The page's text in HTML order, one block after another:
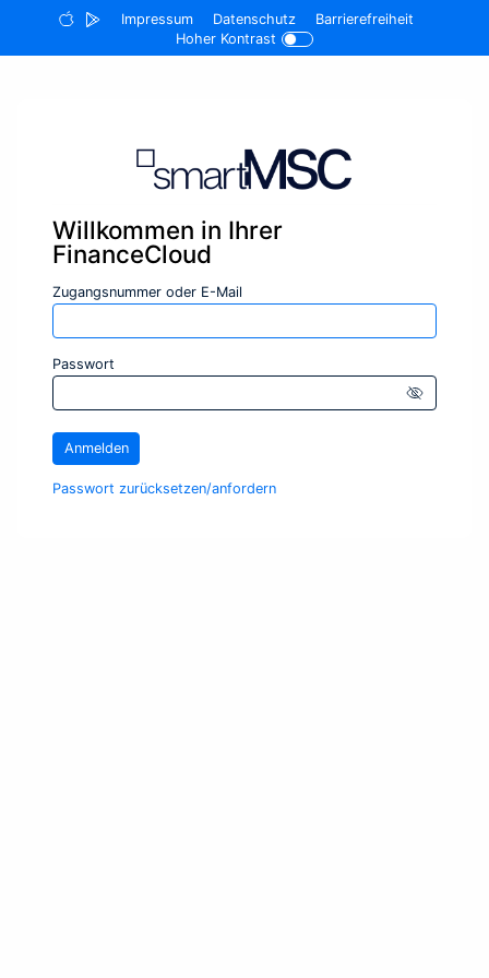
Impressum Datenschutz
Barrierefreiheit
Hoher Kontrast
Willkommen in Ihrer
FinanceCloud
Eingabe zur Suche
Zugangsnummer oder E-Mail
Eingabe zur Suche
Passwort
Icon
Anmelden
Passwort zurücksetzen/­anfordern